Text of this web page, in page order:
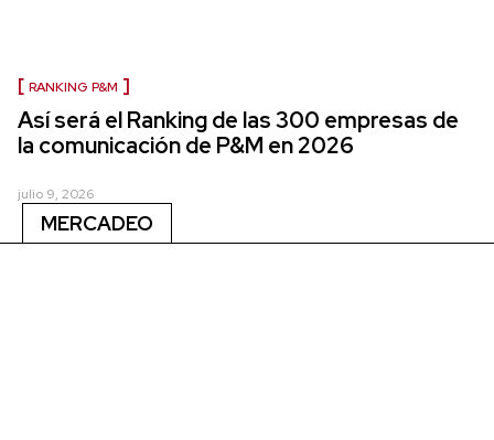
RANKING P&M
Así será el Ranking de las 300 empresas de
la comunicación de P&M en 2026
julio 9, 2026
MERCADEO